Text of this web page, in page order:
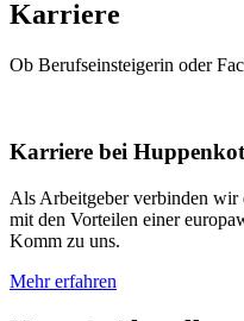
Karriere
Ob Berufseinsteigerin oder
Karriere bei
Als Arbeitgeber verbinden wir
mit den Vorteilen einer
Komm zu uns.
Mehr erfahren